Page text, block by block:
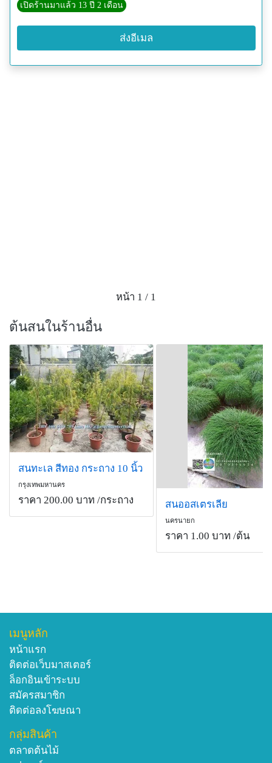
เปิดร้านมาแล้ว 13 ปี 2 เดือน
ส่งอีเมล
หน้า 1 / 1
ต้นสนในร้านอื่น
สนทะเล สีทอง กระถาง 10 นิ้ว
กรุงเทพมหานคร
ราคา 200.00 บาท /กระถาง สนออสเตรเลีย
นครนายก
ราคา 1.00 บาท /ต้น
เมนูหลัก
หน้าแรก
ติดต่อเว็บมาสเตอร์
ล็อกอินเข้าระบบ
สมัครสมาชิก
ติดต่อลงโฆษณา
กลุ่มสินค้า
ตลาดต้นไม้